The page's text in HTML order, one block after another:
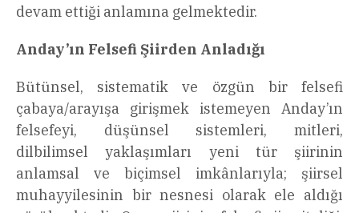
devam ettiği anlamına gelmektedir.
Anday’ın Felsefi Şiirden Anladığı
Bütünsel, sistematik ve özgün bir felsefi
çabaya/arayışa girişmek istemeyen Anday’ın
felsefeyi, düşünsel sistemleri, mitleri,
dilbilimsel yaklaşımları yeni tür şiirinin
anlamsal ve biçimsel imkânlarıyla; şiirsel
muhayyilesinin bir nesnesi olarak ele aldığı